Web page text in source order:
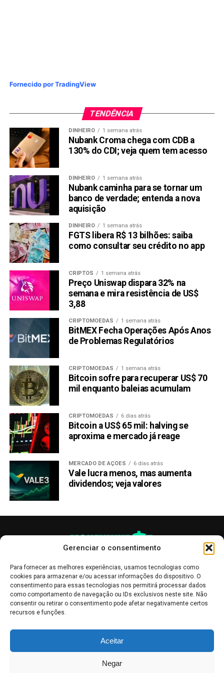
Gerenciar o consentimento
Para fornecer as melhores experiências, usamos tecnologias como
cookies para armazenar e/ou acessar informações do dispositivo. O
consentimento para essas tecnologias nos permitirá processar dados
como comportamento de navegação ou IDs exclusivos neste site. Não
consentir ou retirar o consentimento pode afetar negativamente certos
recursos e funções.
Aceitar
Negar
Fornecido por TradingView
TENDÊNCIA
DINHEIRO 1 semana atrás
Nubank Croma chega com CDB a
130% do CDI; veja quem tem acesso
DINHEIRO 1 semana atrás
Nubank caminha para se tornar um
banco de verdade; entenda a nova
aquisição
DINHEIRO 1 semana atrás
FGTS libera R$ 13 bilhões: saiba
como consultar seu crédito no app
CRIPTOS 1 semana atrás
Preço Uniswap dispara 32% na
semana e mira resistência de US$
3,88
CRIPTOMOEDAS 1 semana atrás
BitMEX Fecha Operações Após Anos
de Problemas Regulatórios
CRIPTOMOEDAS 1 semana atrás
Bitcoin sofre para recuperar US$ 70
mil enquanto baleias acumulam
CRIPTOMOEDAS 6 dias atrás
Bitcoin a US$ 65 mil: halving se
aproxima e mercado já reage
MERCADO DE AÇÕES 6 dias atrás
Vale lucra menos, mas aumenta
dividendos; veja valores
informativo, servindo como boletins de divulgação, e não devem ser
interpretadas como recomendações de investimento.Leia mais
Bolsa de Valores